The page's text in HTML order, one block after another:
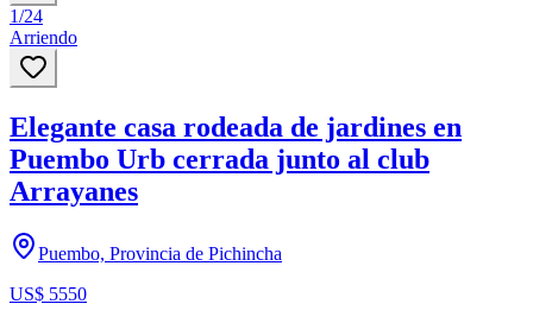
1/24
Arriendo
Elegante casa rodeada de jardines en
Puembo Urb cerrada junto al club
Arrayanes
Puembo, Provincia de Pichincha
US$ 5550